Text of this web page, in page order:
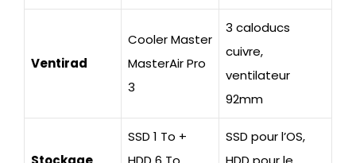
Ventirad
Cooler Master
MasterAir Pro
3
3 caloducs
cuivre,
ventilateur
92mm
SSD 1 To +
SSD pour l’OS,